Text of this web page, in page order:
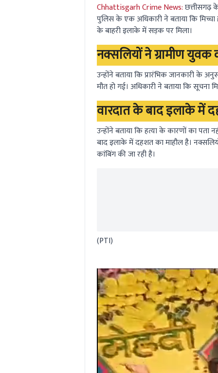
Chhattisgarh Crime News:छत्तीसगढ़
पुलिस के एक अधिकारी ने बताया कि मिच्चा
के बाहरी इलाके में सड़क पर मिला।
नक्सलियों ने ग्रामीण युवक
उन्होंने बताया कि प्रारंभिक जानकारी के
मौत हो गई। अधिकारी ने बताया कि
वारदात के बाद इलाके में
उन्होंने बताया कि हत्या के कारणों का
बाद इलाके में दहशत का माहौल है।
कांबिंग की जा रही है।
(PTI)